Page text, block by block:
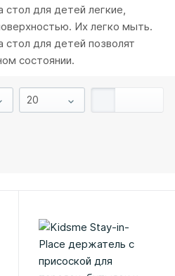
стол для детей легкие,
Их легко мыть.
стол для детей позволят
состоянии.